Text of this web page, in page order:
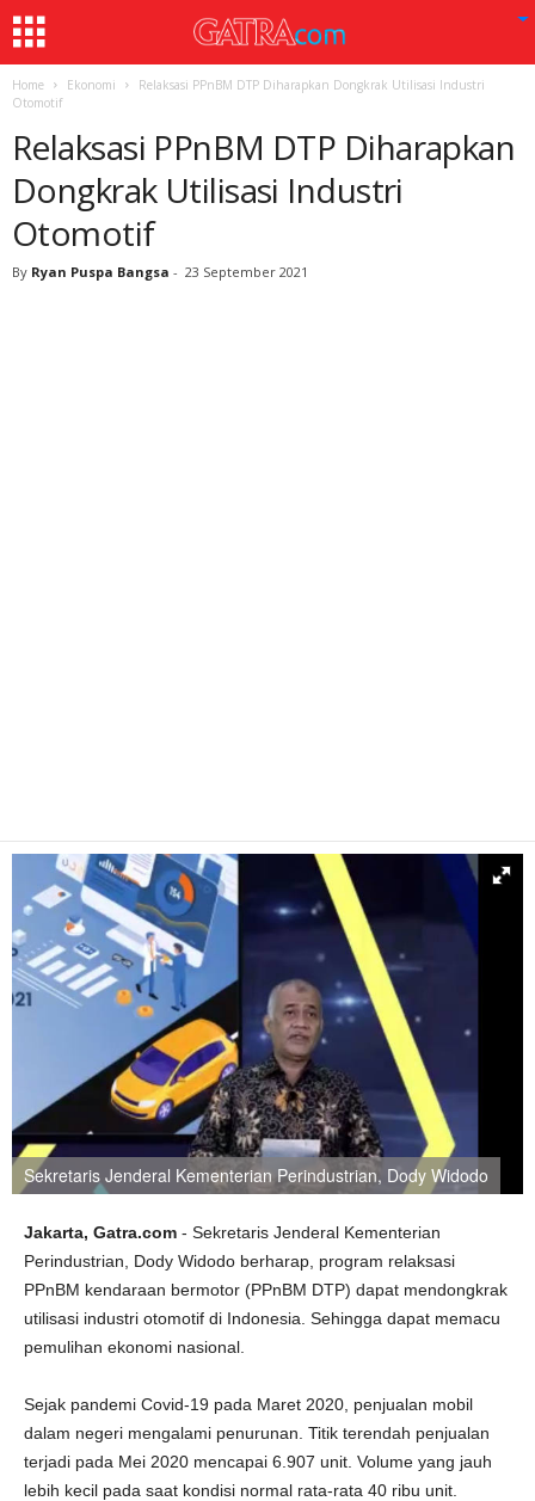
Home Ekonomi
Relaksasi PPnBM DTP Diharapkan Dongkrak Utilisasi Industri
Otomotif
Relaksasi PPnBM DTP Diharapkan
Dongkrak Utilisasi Industri
Otomotif
By Ryan Puspa Bangsa - 23 September 2021
Sekretaris Jenderal Kementerian Perindustrian, Dody Widodo
Jakarta, Gatra.com - Sekretaris Jenderal Kementerian
Perindustrian, Dody Widodo berharap, program relaksasi
PPnBM kendaraan bermotor (PPnBM DTP) dapat mendongkrak
utilisasi industri otomotif di Indonesia. Sehingga dapat memacu
pemulihan ekonomi nasional.
Sejak pandemi Covid-19 pada Maret 2020, penjualan mobil
dalam negeri mengalami penurunan. Titik terendah penjualan
terjadi pada Mei 2020 mencapai 6.907 unit. Volume yang jauh
lebih kecil pada saat kondisi normal rata-rata 40 ribu unit.